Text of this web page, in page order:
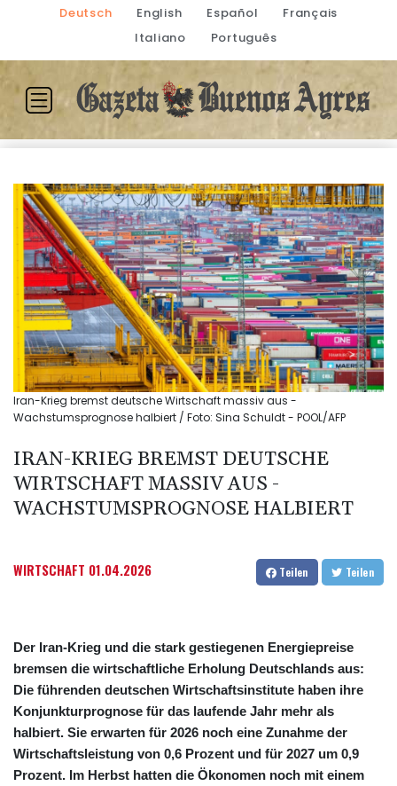
Deutsch English Español
Français
Italiano
Português
Iran-Krieg bremst deutsche Wirtschaft massiv aus -
Wachstumsprognose halbiert / Foto: Sina Schuldt - POOL/AFP
IRAN-KRIEG BREMST DEUTSCHE
WIRTSCHAFT MASSIV AUS -
WACHSTUMSPROGNOSE HALBIERT
WIRTSCHAFT 01.04.2026 Teilen Teilen
Der Iran-Krieg und die stark gestiegenen Energiepreise
bremsen die wirtschaftliche Erholung Deutschlands aus:
Die führenden deutschen Wirtschaftsinstitute haben ihre
Konjunkturprognose für das laufende Jahr mehr als
halbiert. Sie erwarten für 2026 noch eine Zunahme der
Wirtschaftsleistung von 0,6 Prozent und für 2027 um 0,9
Prozent. Im Herbst hatten die Ökonomen noch mit einem